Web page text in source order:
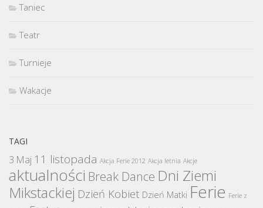
Taniec
Teatr
Turnieje
Wakacje
TAGI
3 Maj 11 listopada Akcja Ferie 2012 Akcja letnia Akcje
aktualności Break Dance Dni Ziemi
Mikstackiej Dzień Kobiet Dzień Matki Ferie Ferie z